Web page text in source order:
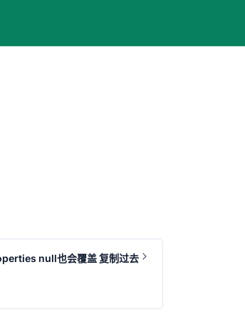
null也会覆盖 复制过去